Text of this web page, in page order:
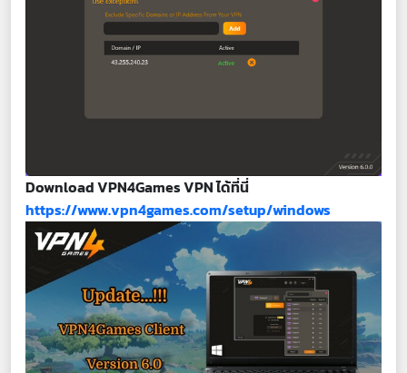
Download VPN4Games VPN ได้ที่นี่
https://www.vpn4games.com/setup/windows